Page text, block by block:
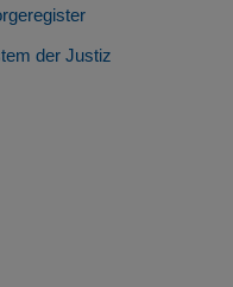
der Justiz